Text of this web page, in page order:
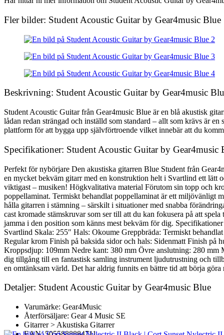
Fler bilder: Student Acoustic Guitar by Gear4music Blue
Beskrivning: Student Acoustic Guitar by Gear4music
Student Acoustic Guitar från Gear4music Blue är en blå akustisk
lådan redan strängad och inställd som standard – allt som krävs är
plattform för att bygga upp självförtroende vilket innebär att du
Specifikationer: Student Acoustic Guitar by Gear4music
Perfekt för nybörjare Den akustiska gitarren Blue Student från
en mycket bekväm gitarr med en konstruktion helt i Svartlind ett lätt
viktigast – musiken! Högkvalitativa material Förutom sin topp och
poppellaminat. Termiskt behandlat poppellaminat är ett miljövänligt
hålla gitarren i stämning – särskilt i situationer med snabba
cast kromade stämskruvar som ser till att du kan fokusera på att
jamma i den position som känns mest bekväm för dig.
Svartlind Skala: 255″ Hals: Okoume Greppbräda: Termiskt
Regular krom Finish på baksida sidor och hals: Sidenmatt Finish
Kroppsdjup: 109mm Nedre kant: 380 mm Övre anslutning: 280 mm
dig tillgång till en fantastisk samling instrument ljudutrustning och
en omtänksam värld. Det har aldrig funnits en bättre tid att börja göra
Detaljer: Student Acoustic Guitar by Gear4music Blue
Varumärke: Gear4Music
Återförsäljare: Gear 4 Music SE
Gitarrer > Akustiska Gitarrer